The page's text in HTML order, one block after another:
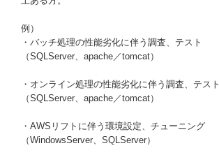
例）
・バッチ処理の性能劣化に伴う調査、テスト
（SQLServer、apache／tomcat）
・オンライン処理の性能劣化に伴う調査、テスト
（SQLServer、apache／tomcat）
・AWSリフトに伴う環境設定、チューニング
（WindowsServer、SQLServer）